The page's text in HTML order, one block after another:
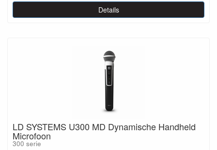
Details
LD SYSTEMS U300 MD Dynamische Handheld
Microfoon
300 serie